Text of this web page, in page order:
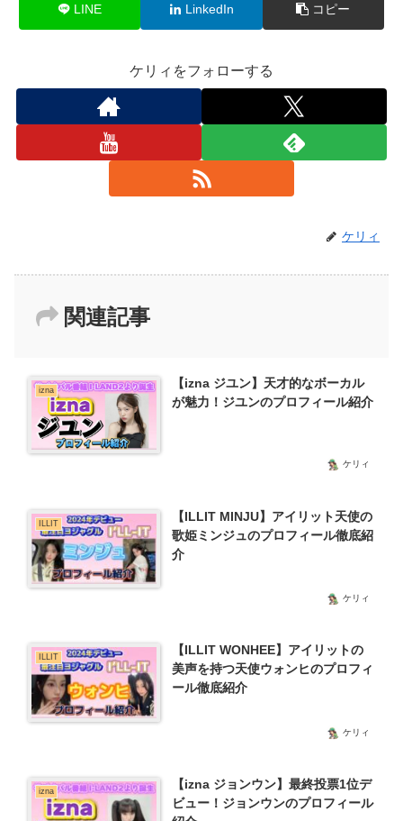
LINE LinkedIn コピー
ケリィをフォローする
ケリィ
関連記事
izna
【izna ジユン】天才的なボーカル
が魅力！ジユンのプロフィール紹介
ケリィ
ILLIT
【ILLIT MINJU】アイリット天使の
歌姫ミンジュのプロフィール徹底紹
介
ケリィ
ILLIT
【ILLIT WONHEE】アイリットの
美声を持つ天使ウォンヒのプロフィ
ール徹底紹介
ケリィ
izna
【izna ジョンウン】最終投票1位デ
ビュー！ジョンウンのプロフィール